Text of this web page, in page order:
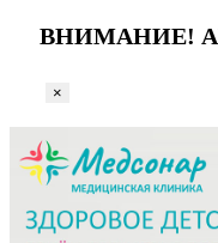
ВНИМАНИЕ!
×